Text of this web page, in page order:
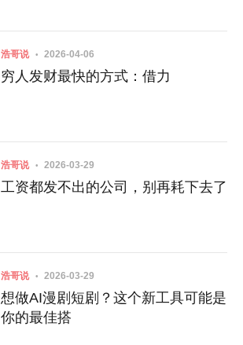
浩哥说 2026-04-06
穷人发财最快的方式：借力
浩哥说 2026-03-29
工资都发不出的公司，别再耗下去了
浩哥说 2026-03-29
想做AI漫剧短剧？这个新工具可能是
你的最佳搭